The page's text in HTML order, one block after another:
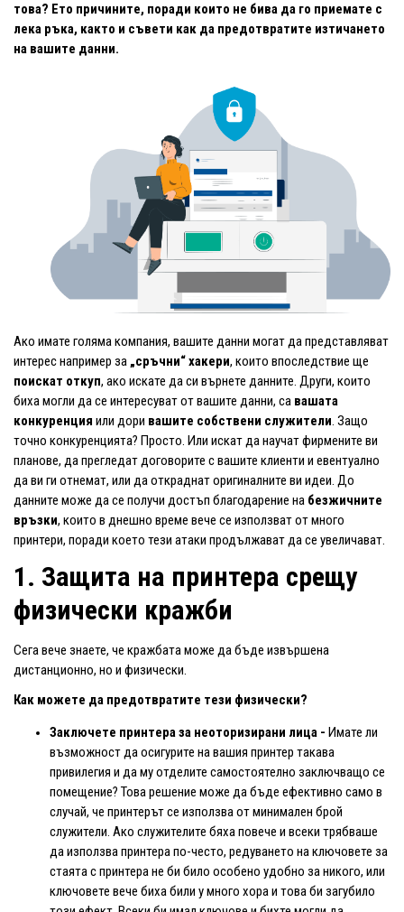
това? Ето причините, поради които не бива да го приемате с
лека ръка, както и съвети как да предотвратите изтичането
на вашите данни.
Ако имате голяма компания, вашите данни могат да представляват
интерес например за „сръчни“ хакери, които впоследствие ще
поискат откуп, ако искате да си върнете данните. Други, които
биха могли да се интересуват от вашите данни, са вашата
конкуренция или дори вашите собствени служители. Защо
точно конкуренцията? Просто. Или искат да научат фирмените ви
планове, да прегледат договорите с вашите клиенти и евентуално
да ви ги отнемат, или да откраднат оригиналните ви идеи. До
данните може да се получи достъп благодарение на безжичните
връзки, които в днешно време вече се използват от много
принтери, поради което тези атаки продължават да се увеличават.
1. Защита на принтера срещу
физически кражби
Сега вече знаете, че кражбата може да бъде извършена
дистанционно, но и физически.
Как можете да предотвратите тези физически?
Заключете принтера за неоторизирани лица - Имате ли
възможност да осигурите на вашия принтер такава
привилегия и да му отделите самостоятелно заключващо се
помещение? Това решение може да бъде ефективно само в
случай, че принтерът се използва от минимален брой
служители. Ако служителите бяха повече и всеки трябваше
да използва принтера по-често, редуването на ключовете за
стаята с принтера не би било особено удобно за никого, или
ключовете вече биха били у много хора и това би загубило